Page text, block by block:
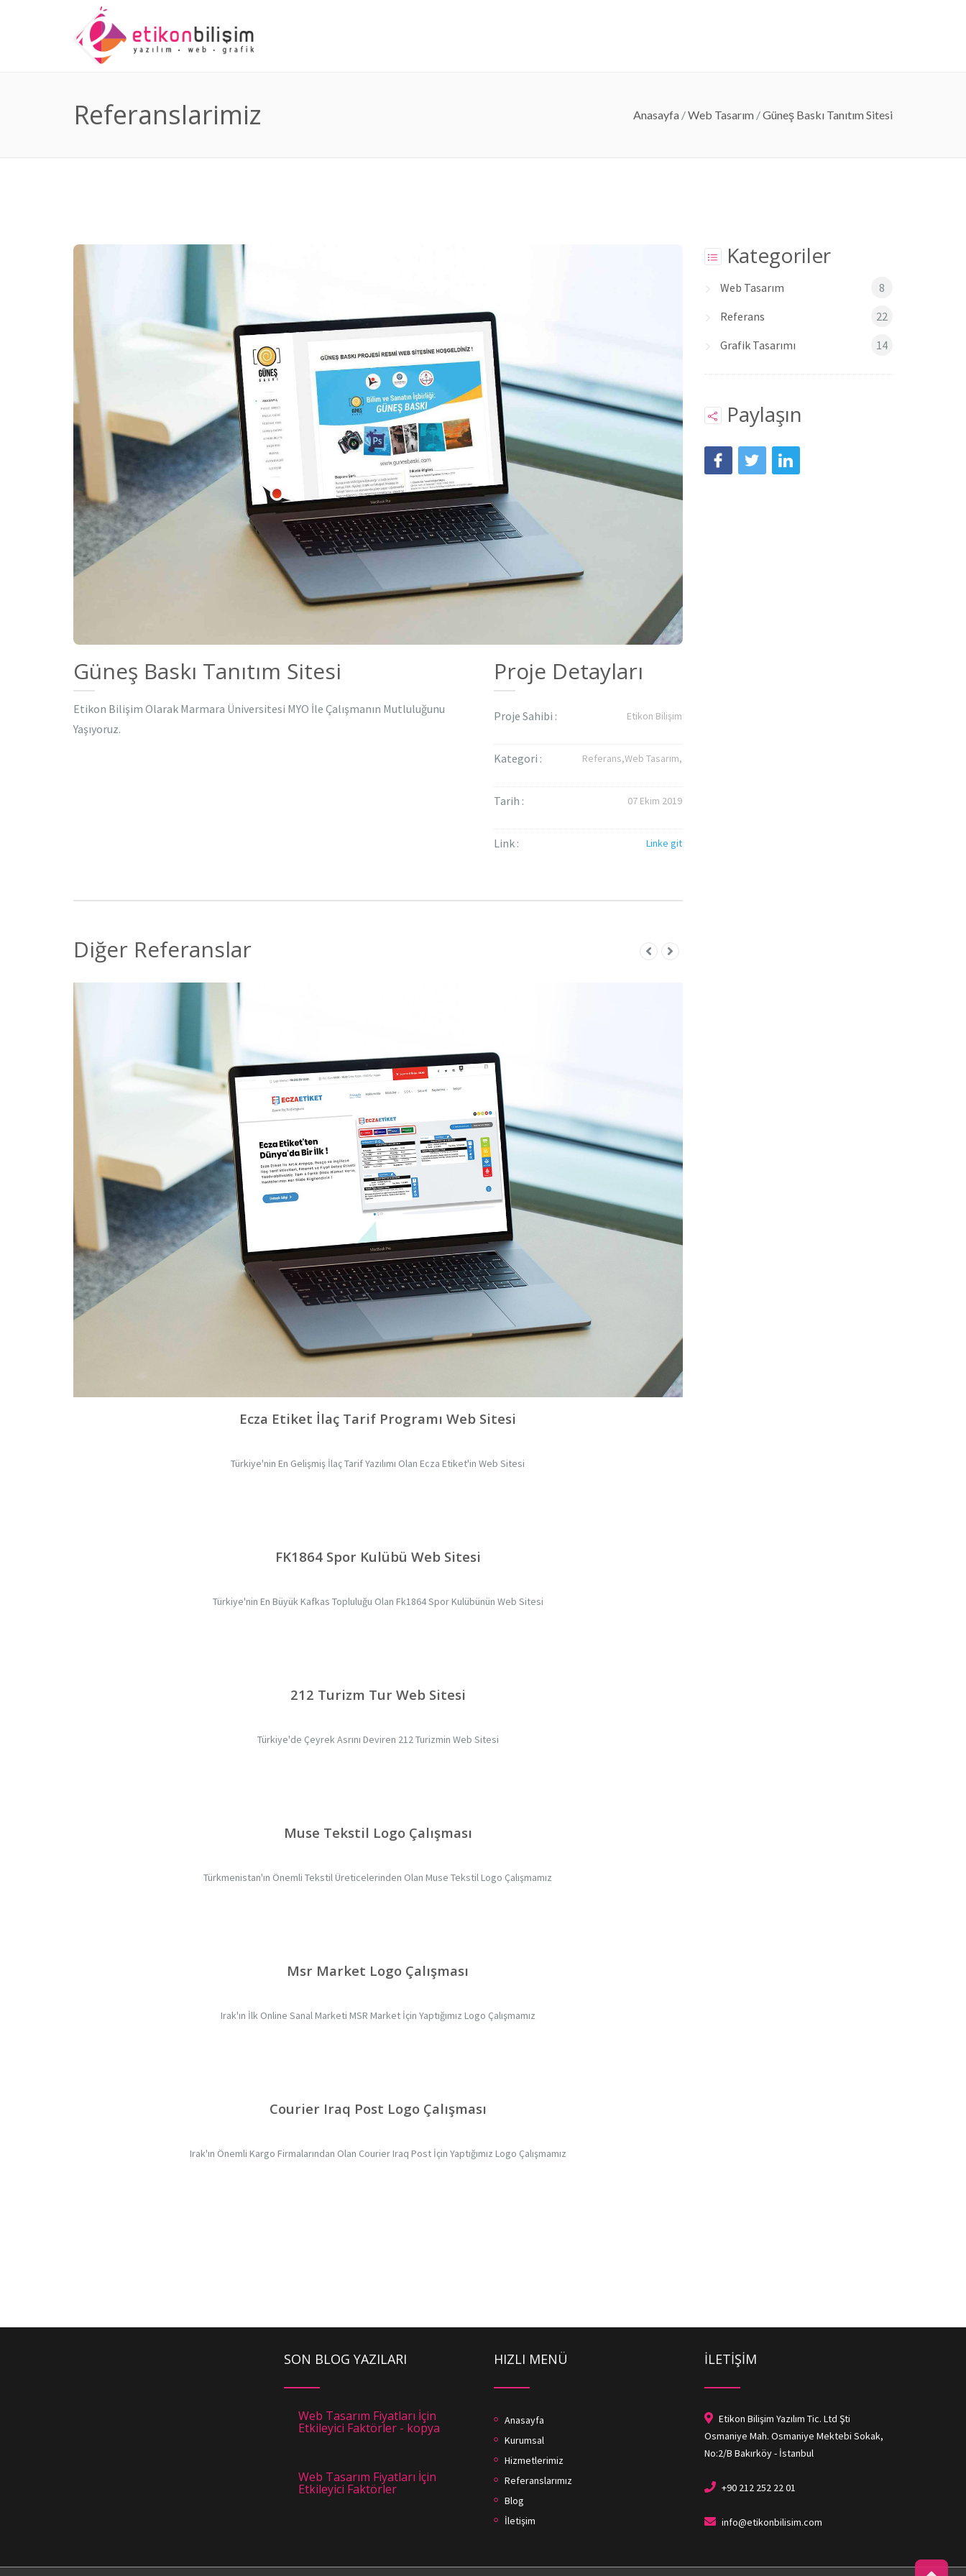
Referanslarimiz Anasayfa /Web Tasarım /Güneş Baskı Tanıtım Sitesi
Güneş Baskı Tanıtım Sitesi
Etikon Bilişim Olarak Marmara Üniversitesi MYO İle Çalışmanın Mutluluğunu
Yaşıyoruz.
Proje Detayları
Proje Sahibi : Etikon Bilişim
Kategori : Web Tasarım,
Referans,
Tarih : 07 Ekim 2019
Link : Linke git
Diğer Referanslar
Ecza Etiket İlaç Tarif Programı Web Sitesi
Türkiye'nin En Gelişmiş İlaç Tarif Yazılımı Olan Ecza Etiket'in Web Sitesi
FK1864 Spor Kulübü Web Sitesi
Türkiye'nin En Büyük Kafkas Topluluğu Olan Fk1864 Spor Kulübünün Web Sitesi
212 Turizm Tur Web Sitesi
Türkiye'de Çeyrek Asrını Deviren 212 Turizmin Web Sitesi
Muse Tekstil Logo Çalışması
Türkmenistan'ın Önemli Tekstil Üreticelerinden Olan Muse Tekstil Logo Çalışmamız
Msr Market Logo Çalışması
Irak'ın İlk Online Sanal Marketi MSR Market İçin Yaptığımız Logo Çalışmamız
Courier Iraq Post Logo Çalışması
Irak'ın Önemli Kargo Firmalarından Olan Courier Iraq Post İçin Yaptığımız Logo Çalışmamız
Kategoriler
Web Tasarım
8
Referans
22
Grafik Tasarımı
14
Paylaşın
SON BLOG YAZILARI
Web Tasarım Fiyatları İçin
Etkileyici Faktörler - kopya
Web Tasarım Fiyatları İçin
Etkileyici Faktörler
HIZLI MENÜ
Anasayfa
Kurumsal
Hizmetlerimiz
Referanslarımız
Blog
İletişim
İLETİŞİM
Etikon Bilişim Yazılım Tic. Ltd Şti
Osmaniye Mah. Osmaniye Mektebi Sokak,
No:2/B Bakırköy - İstanbul
+90 212 252 22 01
info@etikonbilisim.com